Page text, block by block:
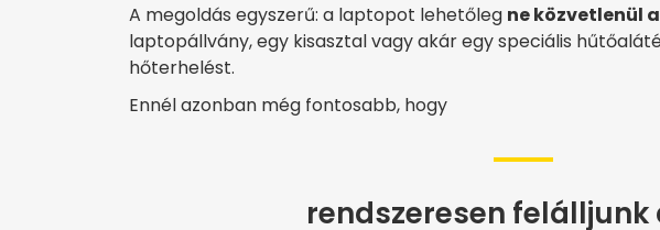
A megoldás egyszerű: a laptopot lehetőleg ne közvetlenül
laptopállvány, egy kisasztal vagy akár egy speciális
hőterhelést.
Ennél azonban még fontosabb, hogy
rendszeresen felálljunk